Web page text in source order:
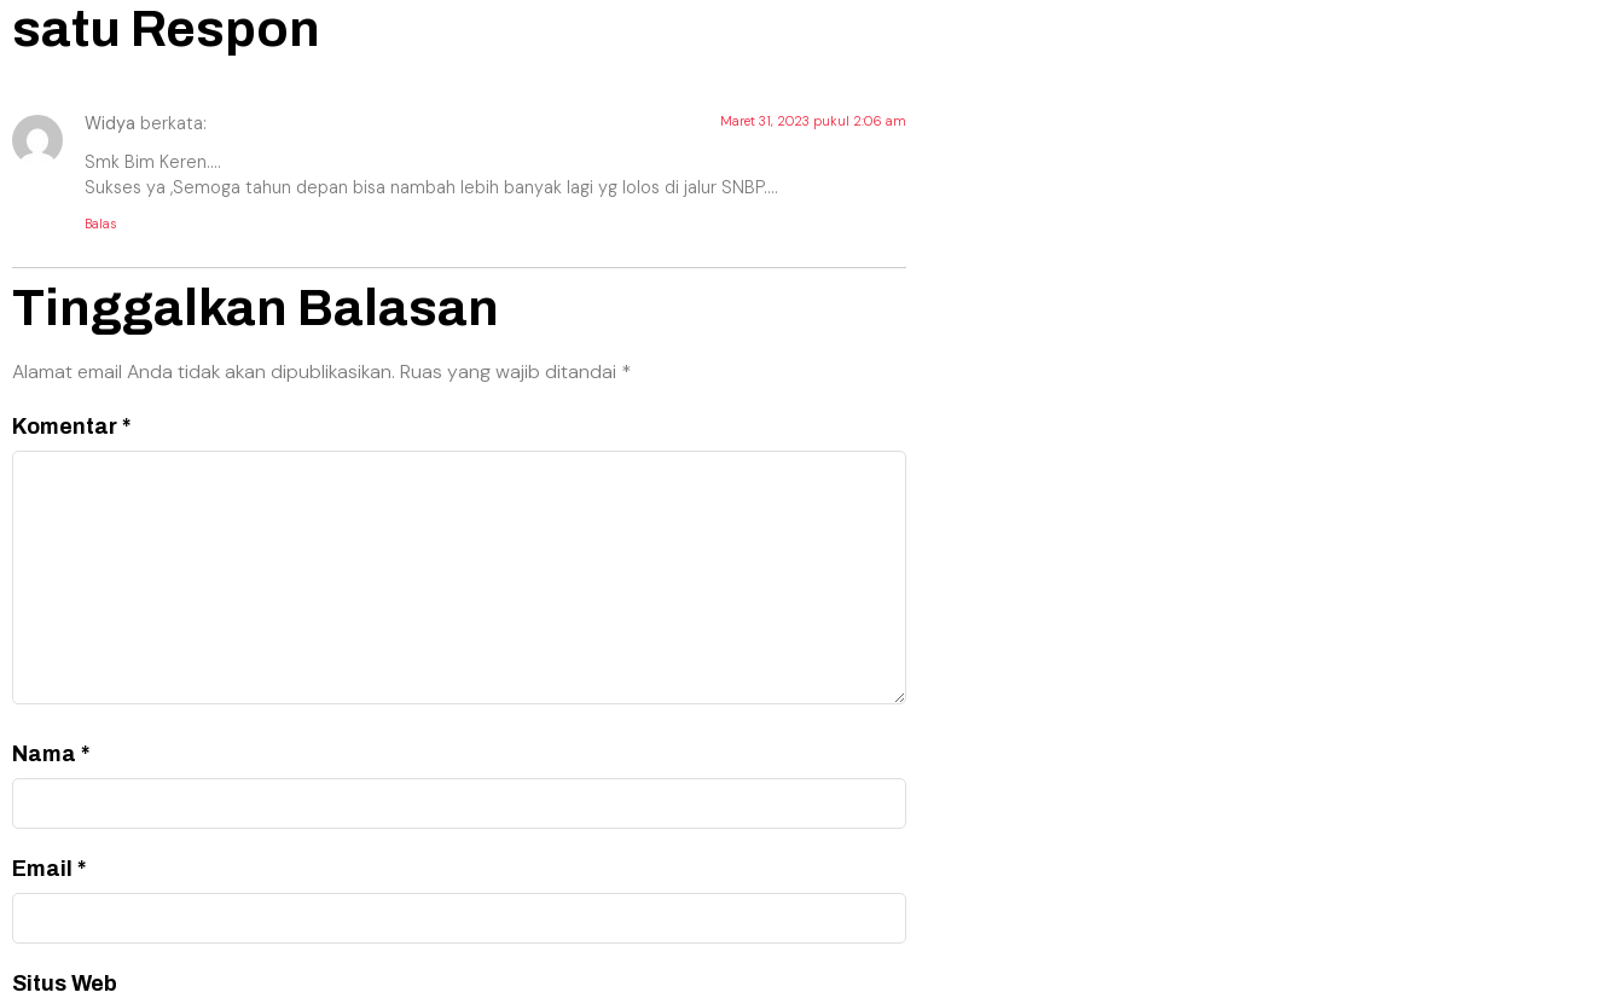
satu Respon
Widya berkata: Maret 31, 2023 pukul 2:06 am
Smk Bim Keren….
Sukses ya ,Semoga tahun depan bisa nambah lebih banyak lagi yg lolos di jalur SNBP….
Balas
Tinggalkan Balasan
Alamat email Anda tidak akan dipublikasikan. Ruas yang wajib ditandai *
Komentar *
Nama *
Email *
Situs Web